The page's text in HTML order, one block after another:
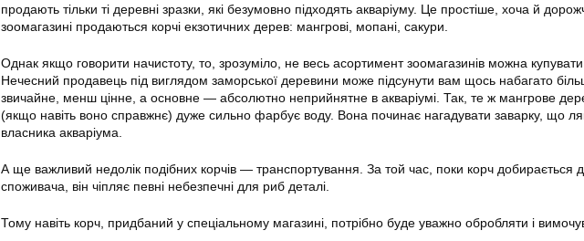
продають тільки ті деревні зразки, які безумовно підходять акваріуму. Це простіше, хоча й
зоомагазині продаються корчі екзотичних дерев: мангрові, мопані, сакури.
Однак якщо говорити начистоту, то, зрозуміло, не весь асортимент зоомагазинів можна купувати.
Нечесний продавець під виглядом заморської деревини може підсунути вам щось набагато
звичайне, менш цінне, а основне — абсолютно неприйнятне в акваріумі. Так, те ж мангрове
(якщо навіть воно справжнє) дуже сильно фарбує воду. Вона починає нагадувати заварку, що
власника акваріума
А ще важливий недолік подібних корчів — транспортування. За той час, поки корч добирається
споживача, він чіпляє певні небезпечні для риб деталі.
Тому навіть корч, придбаний у спеціальному магазині, потрібно буде уважно обробляти і